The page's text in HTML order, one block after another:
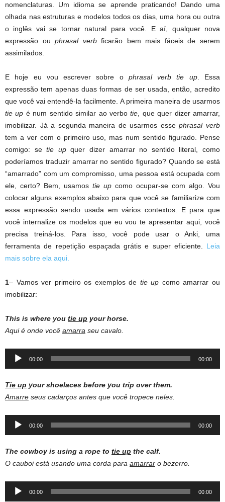
nomenclaturas. Um idioma se aprende praticando! Dando uma
olhada nas estruturas e modelos todos os dias, uma hora ou outra
o inglês vai se tornar natural para você. E aí, qualquer nova
expressão ouphrasal verbficarão bem mais fáceis de serem
assimilados.
E hoje eu vou escrever sobre o phrasal verb tie up. Essa
expressão tem apenas duas formas de ser usada, então, acredito
que você vai entendê-la facilmente. A primeira maneira de usarmos
tie up é num sentido similar ao verbotie , que quer dizer amarrar,
imobilizar. Já a segunda maneira de usarmos essephrasal verb
tem a ver com o primeiro uso, mas num sentido figurado. Pense
comigo: setie upquer dizer amarrar no sentido literal, como
poderíamos traduzir amarrar no sentido figurado? Quando se está
“amarrado” com um compromisso, uma pessoa está ocupada com
ele, certo? Bem, usamos tie up como ocupar-se com algo. Vou
colocar alguns exemplos abaixo para que você se familiarize com
essa expressão sendo usada em vários contextos. E para que
você internalize os modelos que eu vou te apresentar aqui, você
precisa treiná-los. Para isso, você pode usar o Anki, uma
ferramenta de repetição espaçada grátis e super eficiente. Leia
mais sobre ela aqui.
1– Vamos ver primeiro os exemplos de tie up como amarrar ou
imobilizar:
This is where you tie up yourhorse.
Aqui é onde você amarra seu cavalo.
Audio
00:00 00:00
Tie up yourshoelaces before you trip over them.
Amarre seus cadarços antes que você tropece neles.
Audio
00:00 00:00
The cowboy is using a rope to tie up the calf.
O cauboi está usando uma corda para amarrar o bezerro.
Audio
00:00 00:00